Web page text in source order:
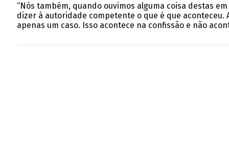
“Nós também, quando ouvimos alguma coisa destas
dizer à autoridade competente o que é que
apenas um caso. Isso acontece na confissão e não